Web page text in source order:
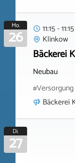
Mo.
26
11:15 -
Klinkow
Bäckerei
Neubau
Bäckerei
Di.
27